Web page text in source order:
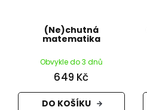
(Ne)chutná
matematika
Obvykle do 3 dnů
649 Kč
DO KOŠÍKU